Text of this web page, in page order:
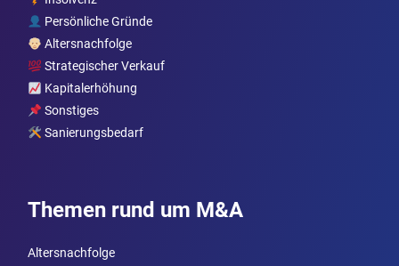
Persönliche Gründe
Altersnachfolge
Strategischer Verkauf
Kapitalerhöhung
Sonstiges
Sanierungsbedarf
Themen rund um M&A
Altersnachfolge